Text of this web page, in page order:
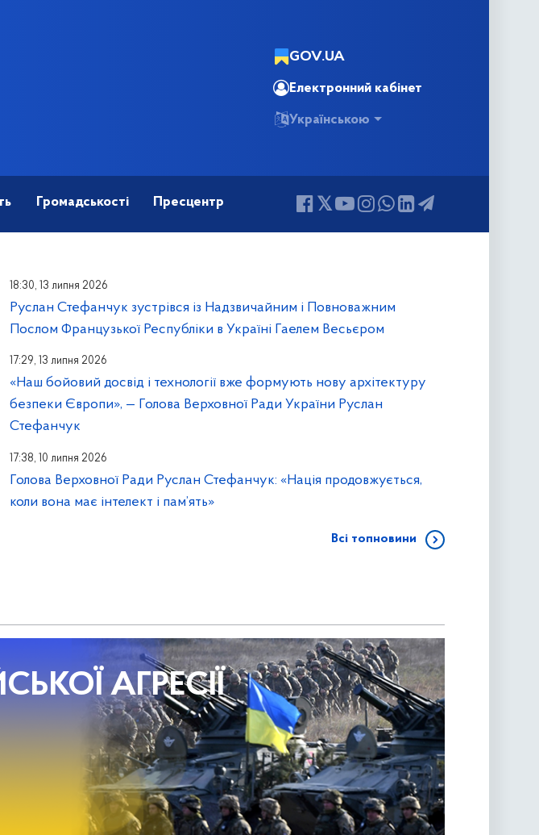
GOV.UA
Електронний кабінет
Українською
Громадськості Пресцентр
18:30, 13 липня 2026
Руслан Стефанчук зустрівся із Надзвичайним і Повноважним
Послом Французької Республіки в Україні Гаелем Весьєром
17:29, 13 липня 2026
«Наш бойовий досвід і технології вже формують нову архітектуру
безпеки Європи», — Голова Верховної Ради України Руслан
Стефанчук
17:38, 10 липня 2026
Голова Верховної Ради Руслан Стефанчук: «Нація продовжується,
коли вона має інтелект і пам’ять»
Всі топновини
АГРЕСІЇ